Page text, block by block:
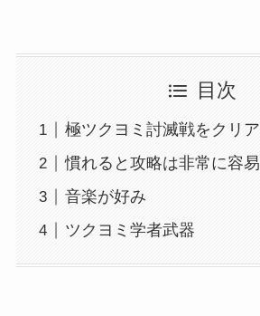
目次
極ツクヨミ討滅戦をクリア
慣れると攻略は非常に容易
音楽が好み
ツクヨミ学者武器